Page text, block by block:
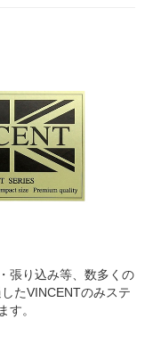
張り込み等、数多くの
たVINCENTのみステ
す。